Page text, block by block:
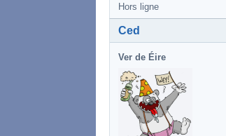
Hors ligne
Ced
Ver de Éire